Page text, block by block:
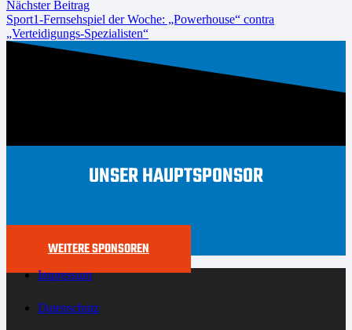
Nächster Beitrag
Sport1-Fernsehspiel der Woche: „Powerhouse“ contra
„Verteidigungs-Spezialisten“
UNSER HAUPTSPONSOR
WEITERE SPONSOREN
Impressum
Datenschutz